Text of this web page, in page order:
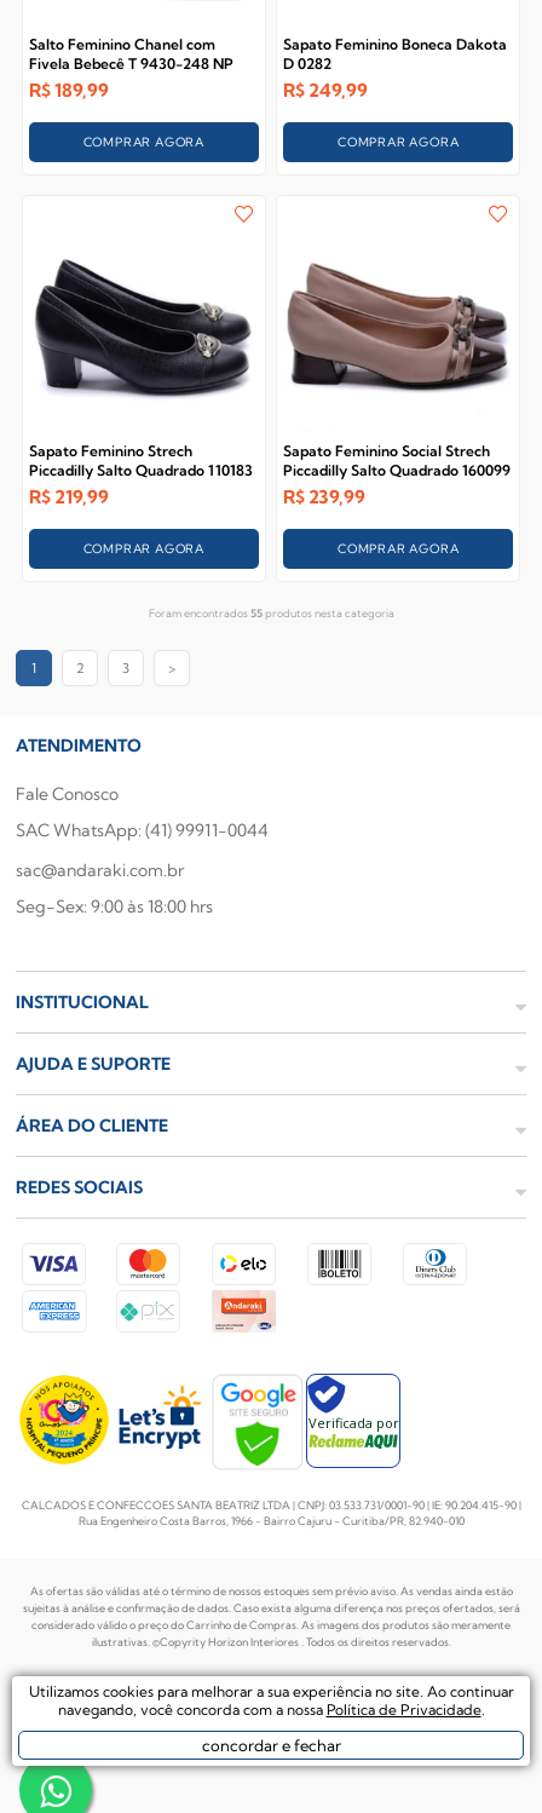
Salto Feminino Chanel com
Fivela Bebecê T 9430-248 NP
R$189,99
COMPRAR AGORA
Sapato Feminino Boneca Dakota
D 0282
R$ 249,99
COMPRAR AGORA
Sapato Feminino Strech
Piccadilly Salto Quadrado 110183
R$ 219,99
COMPRAR AGORA
Sapato Feminino Social Strech
Piccadilly Salto Quadrado 160099
R$ 239,99
COMPRAR AGORA
Foram encontrados 55produtos nesta categoria
1 2 3 >
ATENDIMENTO
Fale Conosco
SAC WhatsApp: (41) 99911-0044
sac@andaraki.com.br
Seg-Sex: 9:00 às 18:00 hrs
INSTITUCIONAL
AJUDA E SUPORTE
ÁREA DO CLIENTE
REDES SOCIAIS
Verificada por
CALCADOS E CONFECCOES SANTA BEATRIZ LTDA | CNPJ: 03.533.731/0001-90 | IE: 90.204.415-90 |
Rua Engenheiro Costa Barros, 1966 - Bairro Cajuru - Curitiba/PR, 82.940-010
As ofertas são válidas até o término de nossos estoques sem prévio aviso. As vendas ainda estão
sujeitas à análise e confirmação de dados. Caso exista alguma diferença nos preçosofertados, será
considerado válido o preço do Carrinho de Compras. As imagens dos produtos são meramente
ilustrativas. ©Copyrity Horizon Interiores . Todos os direitos reservados.
Desenvolvido por Plataforma de
Ecommerce by
Utilizamos cookies para melhorar a sua experiência no site. Ao continuar
navegando, você concorda com a nossa Política de Privacidade.
concordar e fechar